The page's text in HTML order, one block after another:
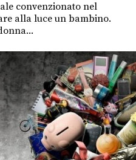
convenzionato nel
alla luce un bambino.